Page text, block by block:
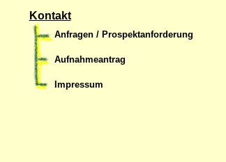
Kontakt
Anfragen / Prospektanforderung
Aufnahmeantrag
Impressum